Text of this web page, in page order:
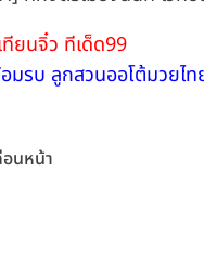
ยนจิ๋ว ทีเด็ด99
มรบ ลูกสวนออโต้มวยไท
นหน้า